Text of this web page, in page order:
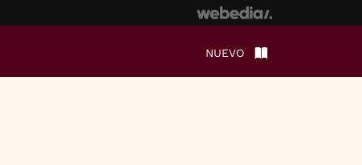
NUEVO